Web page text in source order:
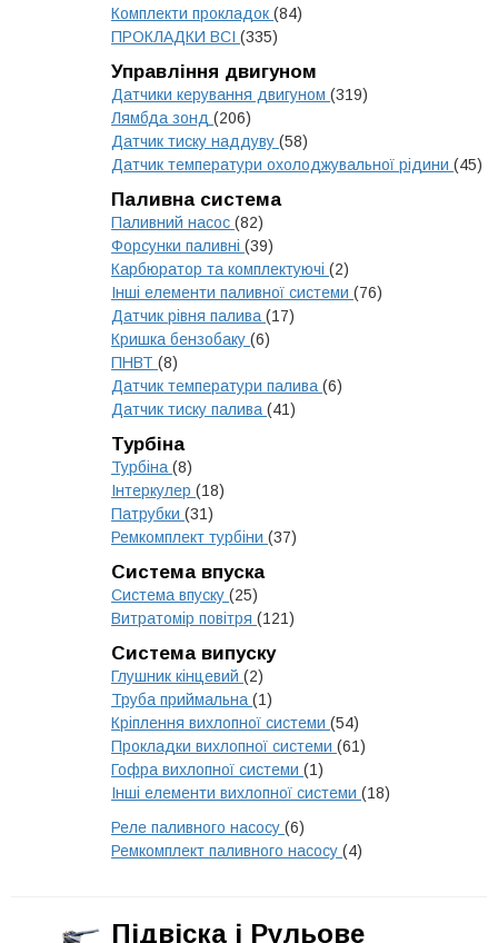
Комплекти прокладок (84)
ПРОКЛАДКИ ВСІ (335)
Управління двигуном
Датчики керування двигуном (319)
Лямбда зонд (206)
Датчик тиску наддуву (58)
Датчик температури охолоджувальної рідини (45)
Паливна система
Паливний насос (82)
Форсунки паливні (39)
Карбюратор та комплектуючі (2)
Інші елементи паливної системи (76)
Датчик рівня палива (17)
Кришка бензобаку (6)
ПНВТ (8)
Датчик температури палива (6)
Датчик тиску палива (41)
Турбіна
Турбіна (8)
Інтеркулер (18)
Патрубки (31)
Ремкомплект турбіни (37)
Система впуска
Система впуску (25)
Витратомір повітря (121)
Система випуску
Глушник кінцевий (2)
Труба приймальна (1)
Кріплення вихлопної системи (54)
Прокладки вихлопної системи (61)
Гофра вихлопної системи (1)
Інші елементи вихлопної системи (18)
Реле паливного насосу (6)
Ремкомплект паливного насосу (4)
Підвіска і Рульове